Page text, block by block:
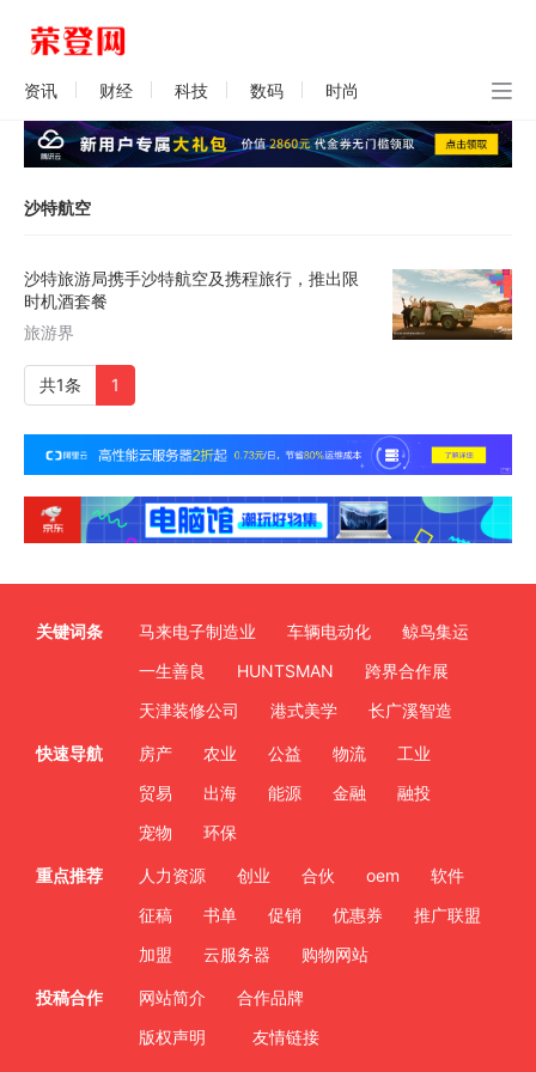
资讯 财经 科技 数码 时尚
沙特航空
沙特旅游局携手沙特航空及携程旅行，推出限
时机酒套餐
旅游界
共1条 1
关键词条 马来电子制造业 车辆电动化
鲸鸟集运
一生善良
HUNTSMAN
跨界合作展
天津装修公司
港式美学 长广溪智造
快速导航 房产 农业 公益 物流
工业
贸易
出海 能源 金融
融投
宠物
环保
重点推荐 人力资源 创业 合伙 oem
软件
征稿
书单 促销 优惠券
推广联盟
加盟
云服务器 购物网站
投稿合作 网站简介
合作品牌
版权声明
友情链接